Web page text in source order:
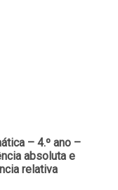
– 4.º ano –
absoluta e
relativa